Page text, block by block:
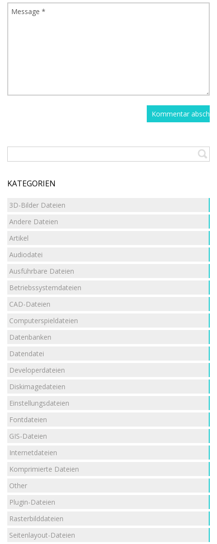
KATEGORIEN
3D-Bilder Dateien
Andere Dateien
Artikel
Audiodatei
Ausführbare Dateien
Betriebssystemdateien
CAD-Dateien
Computerspieldateien
Datenbanken
Datendatei
Developerdateien
Diskimagedateien
Einstellungsdateien
Fontdateien
GIS-Dateien
Internetdateien
Komprimierte Dateien
Other
Plugin-Dateien
Rasterbilddateien
Seitenlayout-Dateien